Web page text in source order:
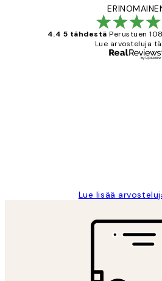
4.4 5 tähdestä Perustuen
Lue arvosteluja
Lue lisää